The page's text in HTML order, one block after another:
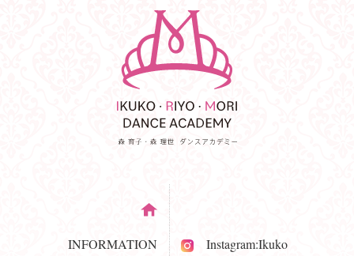
INFORMATION Instagram:Ikuko